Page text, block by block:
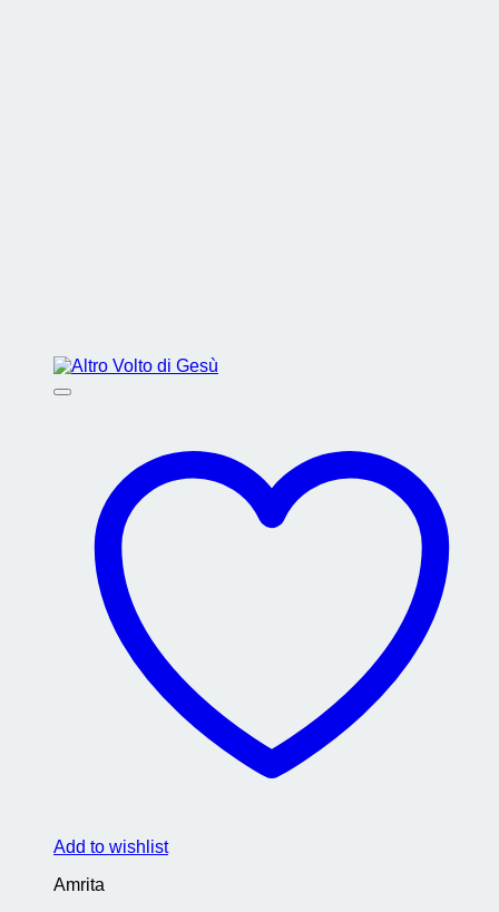
Add to wishlist
Amrita